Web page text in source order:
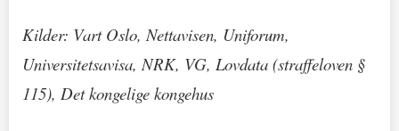
Kilder: Vart Oslo, Nettavisen, Uniforum,
Universitetsavisa, NRK, VG, Lovdata (straffeloven §
115), Det kongelige kongehus